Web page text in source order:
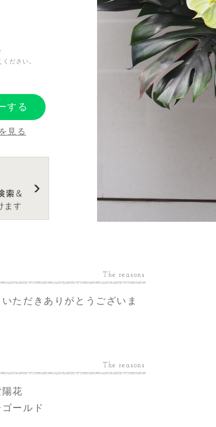
ださい。
する
見る
The reasons
ただきありがとうございま
The reasons
花
ールド